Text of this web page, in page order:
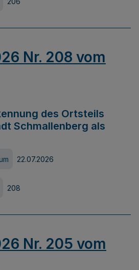
Nr. 208 vom
des Ortsteils
Schmallenberg als
22.07.2026
208
Nr. 205 vom